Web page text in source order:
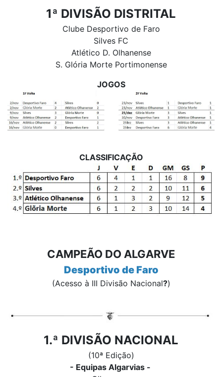
1ª DIVISÃO DISTRITAL
Clube Desportivo de Faro
Silves FC
Atlético D. Olhanense
S. Glória Morte Portimonense
JOGOS
CLASSIFICAÇÃO
CAMPEÃO DO ALGARVE
Desportivo de Faro
(Acesso à III Divisão Nacional?)
1.ª DIVISÃO NACIONAL
(10ª Edição)
- Equipas Algarvias -